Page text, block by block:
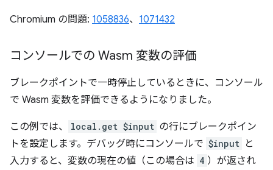
Chromium の問題: 1058836、 1071432
コンソールでの Wasm 変数の評価
ブレークポイントで一時停止しているときに、コンソール
で Wasm 変数を評価できるようになりました。
この例では、 local.get $input の行にブレークポイン
トを設定します。デバッグ時にコンソールで $input と
入力すると、変数の現在の値（この場合は 4 ）が返され